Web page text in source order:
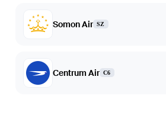
Somon Air SZ
Centrum Air C6